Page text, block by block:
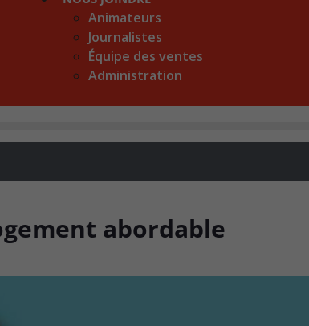
Animateurs
Journalistes
Équipe des ventes
Administration
abordable